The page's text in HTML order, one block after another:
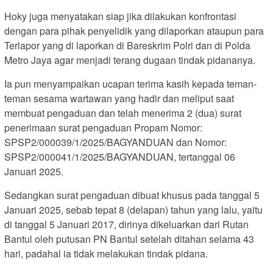
Hoky juga menyatakan siap jika dilakukan konfrontasi
dengan para pihak penyelidik yang dilaporkan ataupun para
Terlapor yang di laporkan di Bareskrim Polri dan di Polda
Metro Jaya agar menjadi terang dugaan tindak pidananya.
Ia pun menyampaikan ucapan terima kasih kepada teman-
teman sesama wartawan yang hadir dan meliput saat
membuat pengaduan dan telah menerima 2 (dua) surat
penerimaan surat pengaduan Propam Nomor:
SPSP2/000039/1/2025/BAGYANDUAN dan Nomor:
SPSP2/000041/1/2025/BAGYANDUAN, tertanggal 06
Januari 2025.
Sedangkan surat pengaduan dibuat khusus pada tanggal 5
Januari 2025, sebab tepat 8 (delapan) tahun yang lalu, yaitu
di tanggal 5 Januari 2017, dirinya dikeluarkan dari Rutan
Bantul oleh putusan PN Bantul setelah ditahan selama 43
hari, padahal ia tidak melakukan tindak pidana.